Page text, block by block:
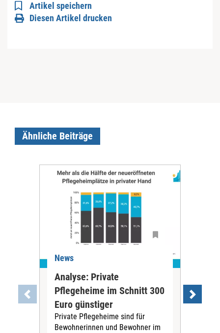
Artikel speichern
Diesen Artikel drucken
Ähnliche Beiträge
News
Analyse: Private
Pflegeheime im Schnitt 300
Euro günstiger
Private Pflegeheime sind für
Bewohnerinnen und Bewohner im